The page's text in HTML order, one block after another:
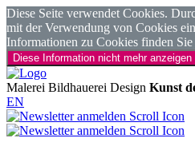
Diese Seite verwendet Cookies.
mit der Verwendung von Cookies
Informationen zu Cookies finden Sie
Diese Information nicht mehr anzeigen
Malerei Bildhauerei Design Kunst
EN